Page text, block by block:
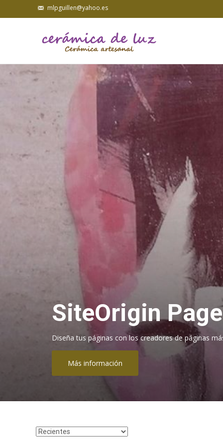
mlpguillen@yahoo.es
SiteOrigin
Diseña tus páginas con los creadores de páginas
Más información
Ordenar